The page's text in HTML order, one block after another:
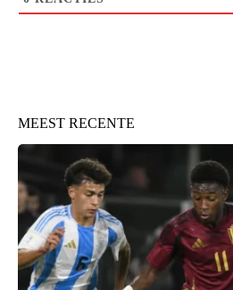
MEEST RECENTE